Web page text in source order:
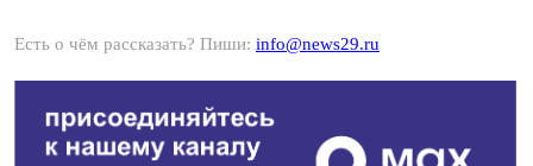
Есть о чём рассказать? Пиши: info@news29.ru